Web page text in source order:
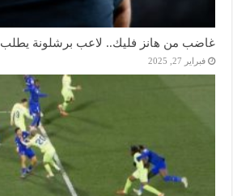
غاضب من هانز فليك.. لاعب برشلونة يطلب
فبراير 27, 2025